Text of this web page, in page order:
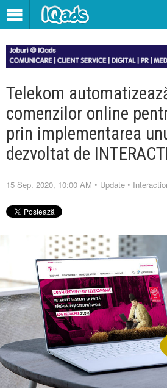
Telekom
comenzilor online
prin implementarea
dezvoltat de
15 Sep. 2020, 10:00 AM • Update •